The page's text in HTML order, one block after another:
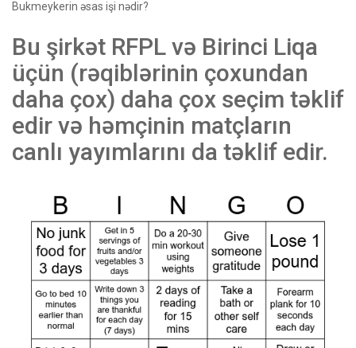
Bukmeykerin əsas işi nədir?
Bu şirkət RFPL və Birinci Liqa
üçün (rəqiblərinin çoxundan
daha çox) daha çox seçim təklif
edir və həmçinin matçların
canlı yayımlarını da təklif edir.